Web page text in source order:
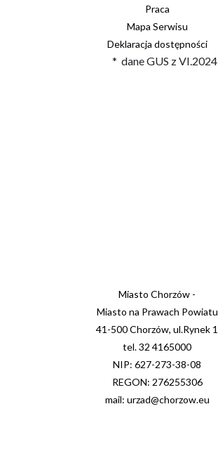
Praca
Mapa Serwisu
Deklaracja dostępności
* dane GUS z VI.2024
Miasto Chorzów -
Miasto na Prawach Powiatu
41-500 Chorzów, ul.Rynek 1
tel. 32 4165000
NIP: 627-273-38-08
REGON: 276255306
mail: urzad@chorzow.eu